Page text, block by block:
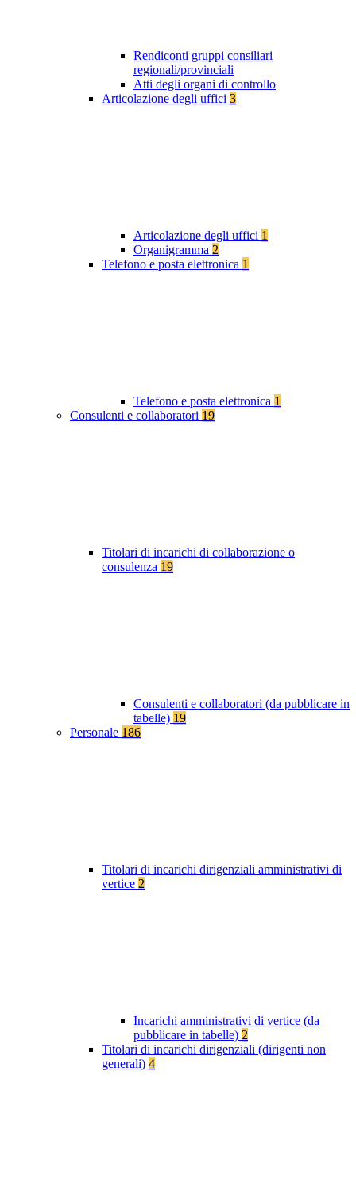
Rendiconti gruppi consiliari
regionali/provinciali
Atti degli organi di controllo
Articolazione degli uffici 3
Articolazione degli uffici 1
Organigramma 2
Telefono e posta elettronica 1
Telefono e posta elettronica 1
Consulenti e collaboratori 19
Titolari di incarichi di collaborazione o
consulenza 19
Consulenti e collaboratori (da pubblicare in
tabelle) 19
Personale 186
Titolari di incarichi dirigenziali amministrativi di
vertice 2
Incarichi amministrativi di vertice (da
pubblicare in tabelle) 2
Titolari di incarichi dirigenziali (dirigenti non
generali) 4